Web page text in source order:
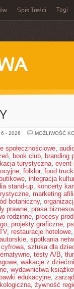
Spis Treści Tagi
6 - 2026
MOŻLIWOŚĆ
społecznościowe,
, book club, branding
turystyczna, event
, folklor, food
, integracja
stand-up, koncerty
, marketing
botaniczny,
prawne, prasa
rodzinne, procesy
, projekty graficzne,
, restauracje hotelowe
, spotkania
, sztuka dla
, testy A/B,
, wakacje z dziećmi
, wydawnictwa
edukacyjne,
, żywność